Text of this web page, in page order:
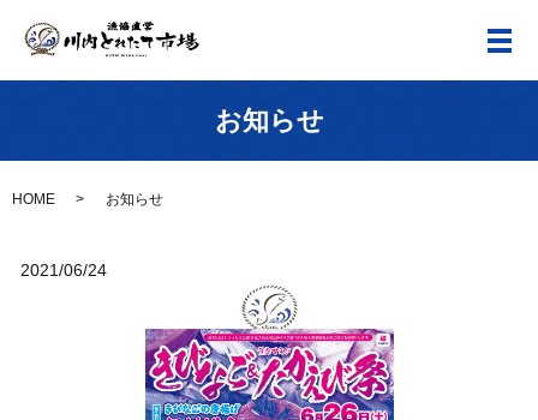
メ
お知らせ
HOME お知らせ
2021/06/24